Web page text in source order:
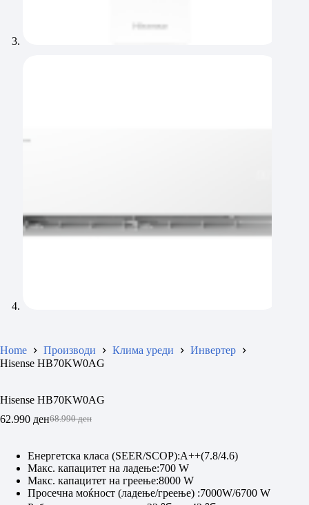
Home Производи Клима уреди
Инвертер
Hisense HB70KW0AG
Hisense HB70KW0AG
68.990ден
Original
68.990 ден.
62.990 денCurrent
62.990 ден.
Енергетска класа (SEER/SCOP):A++(7.8/4.6)
Макс. капацитет на ладење:700 W
Макс. капацитет на греење:8000 W
Просечна моќност (ладење/греење) :7000W/6700 W